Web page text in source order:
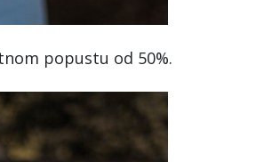
popustu od 50%.